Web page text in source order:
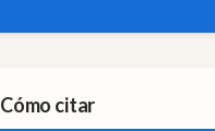
Cómo citar